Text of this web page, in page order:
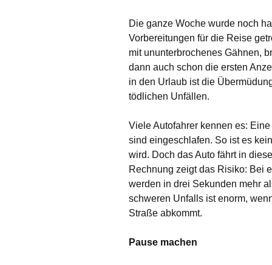
Die ganze Woche wurde noch
Vorbereitungen für die Reise
mit ununterbrochenes Gähnen,
dann auch schon die ersten
in den Urlaub ist die
tödlichen Unfällen.
Viele Autofahrer kennen es:
sind eingeschlafen. So ist es
wird. Doch das Auto fährt in
Rechnung zeigt das Risiko: Bei
werden in drei Sekunden mehr
schweren Unfalls ist enorm,
Straße abkommt.
Pause machen